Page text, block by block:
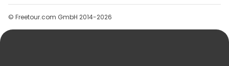
Grupos
Ajuda
© Freetour.com GmbH 2014-2026